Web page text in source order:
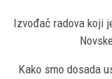
Izvođač radova koji
Kako smo dosada